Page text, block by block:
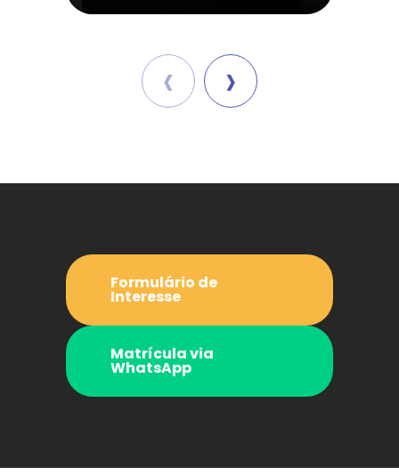
‹ ›
Formulário de
Interesse
Matrícula via
WhatsApp